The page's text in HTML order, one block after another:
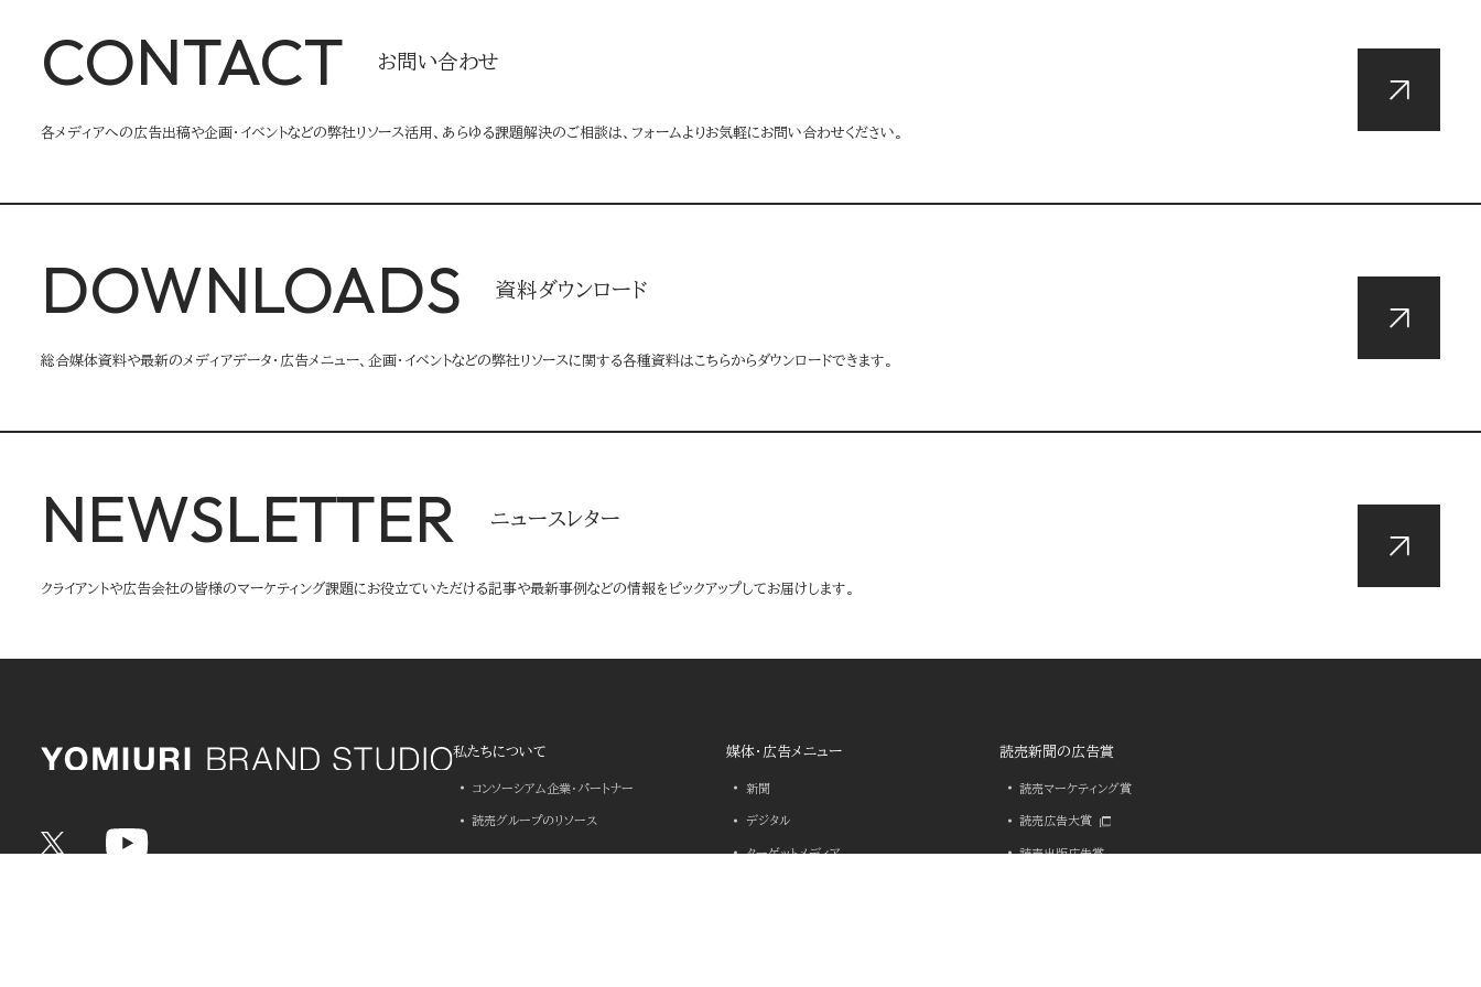
CONTACT お問い合わせ
各メディアへの広告出稿や企画・イベントなどの弊社リソース活用、あらゆる課題解決のご相談は、フォームよりお気軽にお問い合わせください。
DOWNLOADS 資料ダウンロード
総合媒体資料や最新のメディアデータ・広告メニュー、企画・イベントなどの弊社リソースに関する各種資料はこちらからダウンロードできます。
NEWSLETTER ニュースレター
クライアントや広告会社の皆様のマーケティング課題にお役立ていただける記事や最新事例などの情報をピックアップしてお届けします。
私たちについて
コンソーシアム企業・パートナー
読売グループのリソース
媒体・広告メニュー
新聞
デジタル
ターゲットメディア
読売新聞の広告賞
読売マーケティング賞
読売広告大賞
読売出版広告賞